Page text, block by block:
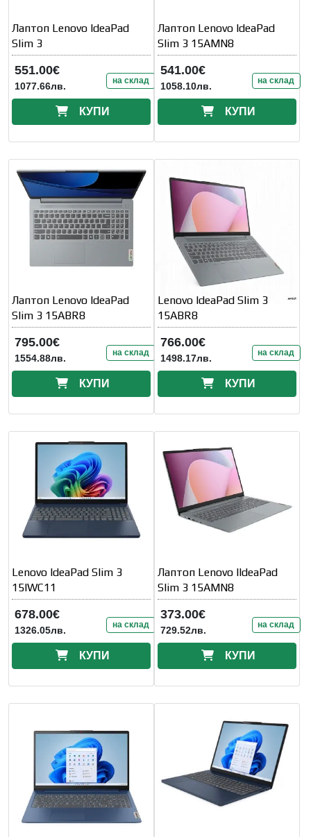
Лаптоп Lenovo IdeaPad
Slim 3
551.00€
1077.66лв. на склад
КУПИ
Лаптоп Lenovo IdeaPad
Slim 3 15AMN8
541.00€
1058.10лв. на склад
КУПИ
Лаптоп Lenovo IdeaPad
Slim 3 15ABR8
795.00€
1554.88лв. на склад
КУПИ
Lenovo IdeaPad Slim 3
15ABR8
766.00€
1498.17лв. на склад
КУПИ
Lenovo IdeaPad Slim 3
15IWC11
678.00€
1326.05лв. на склад
КУПИ
Лаптоп Lenovo IIdeaPad
Slim 3 15AMN8
373.00€
729.52лв. на склад
КУПИ